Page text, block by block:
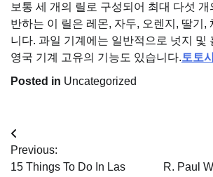
보통 세 개의 릴로 구성되어 최대 다섯
반하는 이 릴은 레몬, 자두, 오렌지, 딸기,
니다. 과일 기계에는 일반적으로 넛지 및
영국 기계 고유의 기능도 있습니다.토토
Posted in Uncategorized
Post
navigation
Previous:
15 Things To Do In Las
R. Paul